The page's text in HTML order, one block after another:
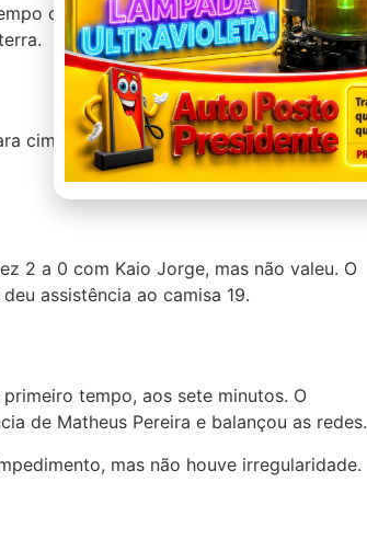
com 3 a 0 no placar. O time perdeu
cima e chegou a assustar o Cruzeiro em
2 a 0 com Kaio Jorge, mas não valeu. O
assistência ao camisa 19.
tempo, aos sete minutos. O
de Matheus Pereira e balançou as redes.
mas não houve irregularidade.